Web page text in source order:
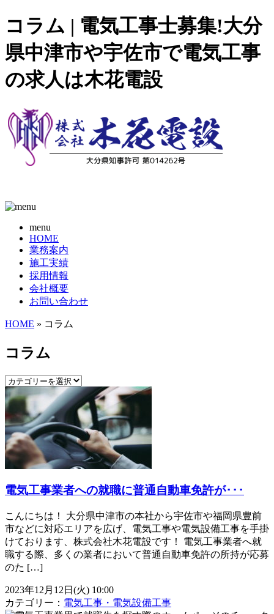
コラム | 電気工事士募集!大分
県中津市や宇佐市で電気工事
の求人は木花電設
menu
HOME
業務案内
施工実績
採用情報
会社概要
お問い合わせ
HOME » コラム
コラム
電気工事業者への就職に普通自動車免許が･･･
こんにちは！ 大分県中津市の本社から宇佐市や福岡県豊前
市などに対応エリアを広げ、電気工事や電気設備工事を手掛
けております、株式会社木花電設です！ 電気工事業者へ就
職する際、多くの業者において普通自動車免許の所持が応募
のた […]
2023年12月12日(火) 10:00
カテゴリー： 電気工事・電気設備工事